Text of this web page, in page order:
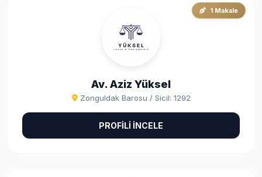
1 Makale
Av. Aziz Yüksel
Zonguldak Barosu / Sicil: 1292
PROFİLİ İNCELE